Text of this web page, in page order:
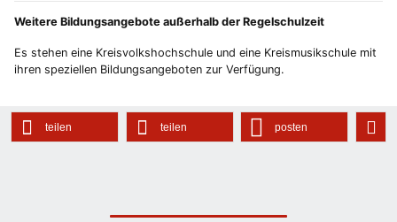
Weitere Bildungsangebote außerhalb der Regelschulzeit
Es stehen eine Kreisvolkshochschule und eine Kreismusikschule mit
ihren speziellen Bildungsangeboten zur Verfügung.
teilen teilen posten